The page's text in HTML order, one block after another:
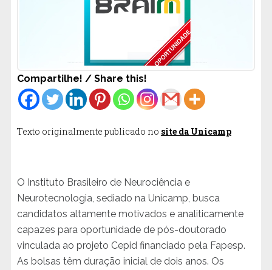
Compartilhe! / Share this!
Texto originalmente publicado no site da Unicamp
O Instituto Brasileiro de Neurociência e
Neurotecnologia, sediado na Unicamp, busca
candidatos altamente motivados e analiticamente
capazes para oportunidade de pós-doutorado
vinculada ao projeto Cepid financiado pela Fapesp.
As bolsas têm duração inicial de dois anos. Os